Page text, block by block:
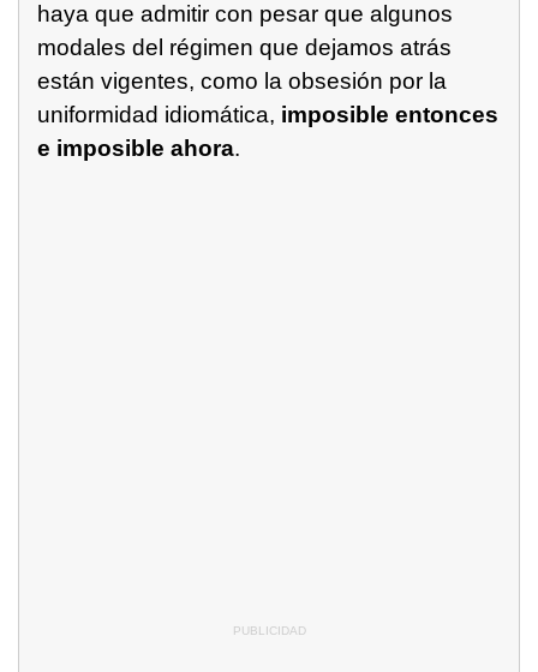
haya que admitir con pesar que algunos
modales del régimen que dejamos atrás
están vigentes, como la obsesión por la
uniformidad idiomática, imposible entonces
e imposible ahora.